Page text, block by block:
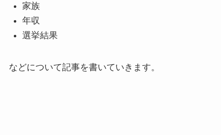
家族
年収
選挙結果
などについて記事を書いていきます。